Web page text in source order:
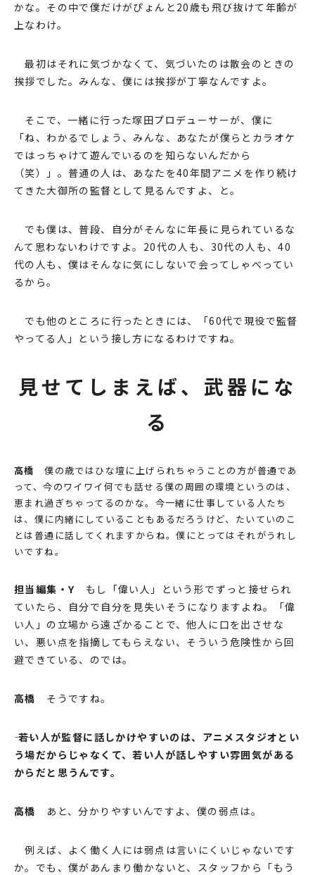
かな。その中で僕だけがぴょんと20歳も⾶び抜けて年齢が
上なわけ。
最初はそれに気づかなくて、気づいたのは散会のときの
挨拶でした。みんな、僕には挨拶が丁寧なんですよ。
そこで、⼀緒に⾏った塚⽥プロデューサーが、僕に
「ね、わかるでしょう、みんな、あなたが僕らとカラオケ
ではっちゃけて遊んでいるのを知らないんだから
（笑）」。普通の⼈は、あなたを40年間アニメを作り続け
てきた⼤御所の監督として⾒るんですよ、と。
でも僕は、普段、⾃分がそんなに年⻑に⾒られているな
んて思わないわけですよ。20代の⼈も、30代の⼈も、40
代の⼈も、僕はそんなに気にしないで会ってしゃべってい
るから。
でも他のところに⾏ったときには、「60代で現役で監督
やってる⼈」という接し⽅になるわけですね。
⾒せてしまえば、武器にな
る
⾼橋 僕の歳ではひな壇に上げられちゃうことの⽅が普通であ
って、今のワイワイ何でも話せる僕の周囲の環境というのは、
恵まれ過ぎちゃってるのかな。今⼀緒に仕事している⼈たち
は、僕に内緒にしていることもあるだろうけど、たいていのこ
とは普通に話してくれますからね。僕にとってはそれがうれし
いですね。
担当編集・Y もし「偉い⼈」という形でずっと接せられ
ていたら、⾃分で⾃分を⾒失いそうになりますよね。「偉
い⼈」の⽴場から遠ざかることで、他⼈に⼝を出させな
い、悪い点を指摘してもらえない、そういう危険性から回
避できている、のでは。
⾼橋 そうですね。
―― 若い⼈が監督に話しかけやすいのは、アニメスタジオとい
う場だからじゃなくて、若い⼈が話しやすい雰囲気がある
からだと思うんです。
⾼橋 あと、分かりやすいんですよ、僕の弱点は。
例えば、よく働く⼈には弱点は⾔いにくいじゃないです
か。でも、僕があんまり働かないと、スタッフから「もう